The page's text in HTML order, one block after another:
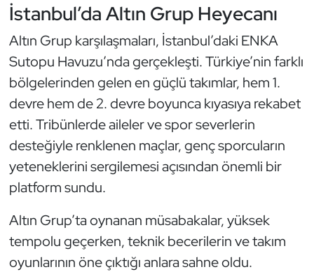
İstanbul’da Altın Grup Heyecanı
Altın Grup karşılaşmaları, İstanbul’daki ENKA
Sutopu Havuzu’nda gerçekleşti. Türkiye’nin farklı
bölgelerinden gelen en güçlü takımlar, hem 1.
devre hem de 2. devre boyunca kıyasıya rekabet
etti. Tribünlerde aileler ve spor severlerin
desteğiyle renklenen maçlar, genç sporcuların
yeteneklerini sergilemesi açısından önemli bir
platform sundu.
Altın Grup’ta oynanan müsabakalar, yüksek
tempolu geçerken, teknik becerilerin ve takım
oyunlarının öne çıktığı anlara sahne oldu.
Karate
Kayak
Kempo
Kick Boks
Kürek
Masa Tenisi
Modern Pentatlon
Motor Sporları